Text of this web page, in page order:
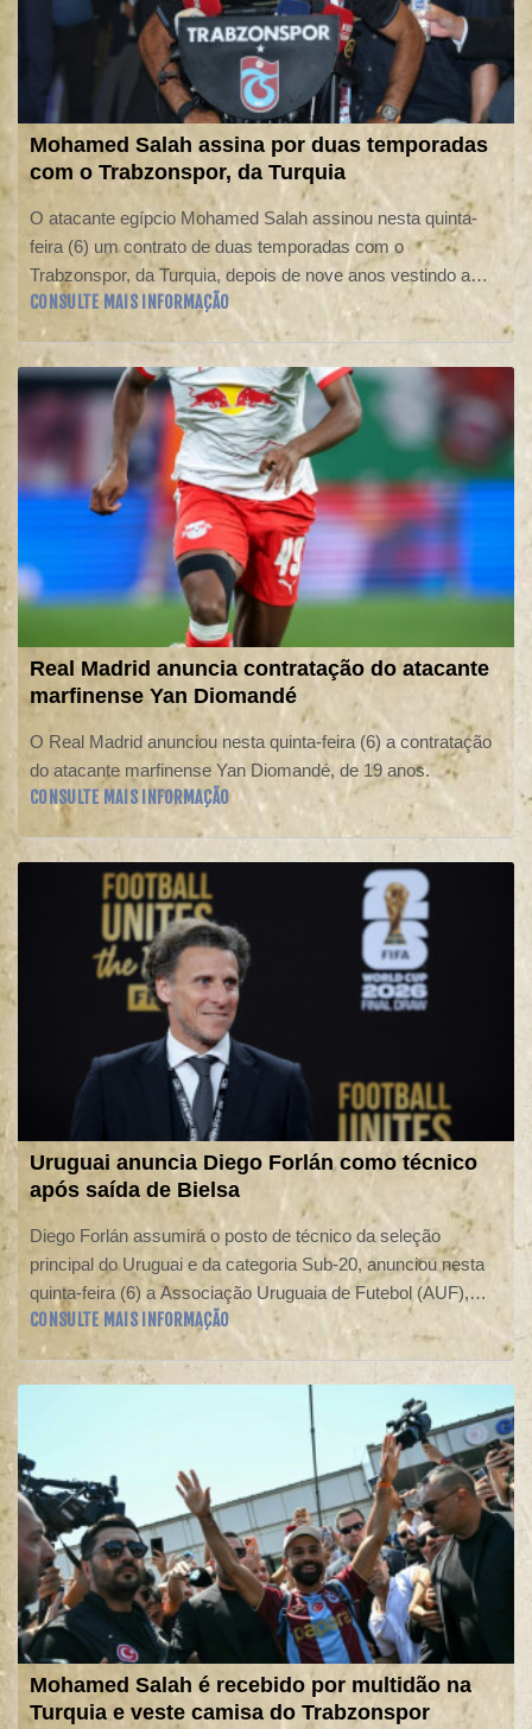
Mohamed Salah assina por duas temporadas
com o Trabzonspor, da Turquia
O atacante egípcio Mohamed Salah assinou nesta quinta-
feira (6) um contrato de duas temporadas com o
Trabzonspor, da Turquia, depois de nove anos vestindo a
camisa do Liverpool.
CONSULTE MAIS INFORMAÇÃO
Real Madrid anuncia contratação do atacante
marfinense Yan Diomandé
O Real Madrid anunciou nesta quinta-feira (6) a contratação
do atacante marfinense Yan Diomandé, de 19 anos.
CONSULTE MAIS INFORMAÇÃO
Uruguai anuncia Diego Forlán como técnico
após saída de Bielsa
Diego Forlán assumirá o posto de técnico da seleção
principal do Uruguai e da categoria Sub-20, anunciou nesta
quinta-feira (6) a Associação Uruguaia de Futebol (AUF),
menos de dois meses após a eliminação na fase de grupos
da Copa do Mundo sob o comando de Marcelo Bielsa.
CONSULTE MAIS INFORMAÇÃO
Mohamed Salah é recebido por multidão na
Turquia e veste camisa do Trabzonspor